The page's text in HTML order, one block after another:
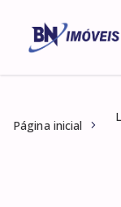
Página inicial